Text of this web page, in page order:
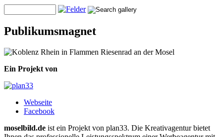
Publikumsmagnet
Ein Projekt von
Webseite
Facebook
moselbild.de ist ein Projekt von plan33. Die Kreativagentur bietet